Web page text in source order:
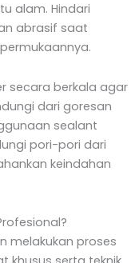
alam. Hindari
abrasif saat
secara berkala agar
dari goresan
sealant
pori-pori dari
keindahan
melakukan proses